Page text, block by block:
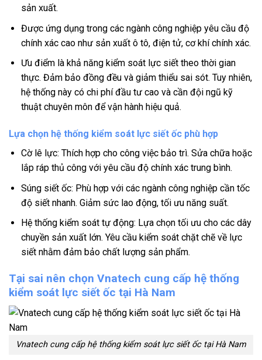
sản xuất.
Được ứng dụng trong các ngành công nghiệp yêu cầu độ
chính xác cao như sản xuất ô tô, điện tử, cơ khí chính xác.
Ưu điểm là khả năng kiểm soát lực siết theo thời gian
thực. Đảm bảo đồng đều và giảm thiểu sai sót. Tuy nhiên,
hệ thống này có chi phí đầu tư cao và cần đội ngũ kỹ
thuật chuyên môn để vận hành hiệu quả.
Lựa chọn hệ thống kiểm soát lực siết ốc phù hợp
Cờ lê lực: Thích hợp cho công việc bảo trì. Sửa chữa hoặc
lắp ráp thủ công với yêu cầu độ chính xác trung bình.
Súng siết ốc: Phù hợp với các ngành công nghiệp cần tốc
độ siết nhanh. Giảm sức lao động, tối ưu năng suất.
Hệ thống kiểm soát tự động: Lựa chọn tối ưu cho các dây
chuyền sản xuất lớn. Yêu cầu kiểm soát chặt chẽ về lực
siết nhằm đảm bảo chất lượng sản phẩm.
Tại sai nên chọn Vnatech cung cấp hệ thống
kiểm soát lực siết ốc tại Hà Nam
Vnatech cung cấp hệ thống kiểm soát lực siết ốc tại Hà Nam